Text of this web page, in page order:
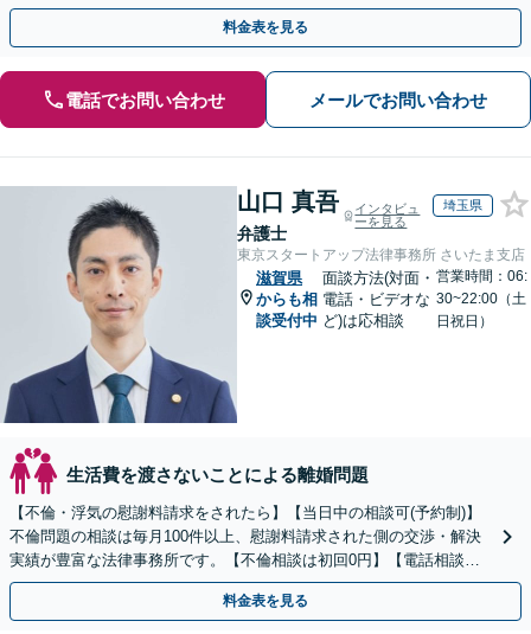
【リーズナブルな料金設定】
料金表を見る
電話でお問い合わせ メールでお問い合わせ
山口 真吾
弁護士
インタビュ
ーを見る
埼玉県
東京スタートアップ法律事務所 さいたま支店
滋賀県
からも相
談受付中
面談方法(対面・
電話・ビデオな
ど)は応相談
営業時間：06:
30~22:00（土
日祝日）
生活費を渡さないことによる離婚問題
【不倫・浮気の慰謝料請求をされたら】【当日中の相談可(予約制)】
不倫問題の相談は毎月100件以上、慰謝料請求された側の交渉・解決
実績が豊富な法律事務所です。【不倫相談は初回0円】【電話相談で
ご契約まで対応可/来所不要】
料金表を見る